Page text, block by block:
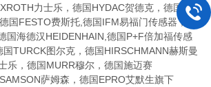
力士乐，德国HYDAC贺德克，德国
国FESTO费斯托,德国IFM易福门传感器，德
国海德汉HEIDENHAIN,德国P+F倍加福传感
TURCK图尔克，德国HIRSCHMANN赫斯曼
乐，德国MURR穆尔，德国施迈赛
萨姆森，德国EPRO艾默生旗下